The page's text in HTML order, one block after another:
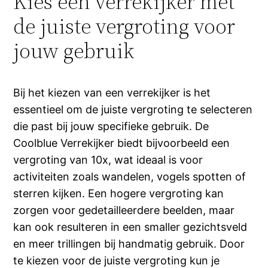
de juiste vergroting voor
jouw gebruik
Bij het kiezen van een verrekijker is het
essentieel om de juiste vergroting te selecteren
die past bij jouw specifieke gebruik. De
Coolblue Verrekijker biedt bijvoorbeeld een
vergroting van 10x, wat ideaal is voor
activiteiten zoals wandelen, vogels spotten of
sterren kijken. Een hogere vergroting kan
zorgen voor gedetailleerdere beelden, maar
kan ook resulteren in een smaller gezichtsveld
en meer trillingen bij handmatig gebruik. Door
te kiezen voor de juiste vergroting kun je